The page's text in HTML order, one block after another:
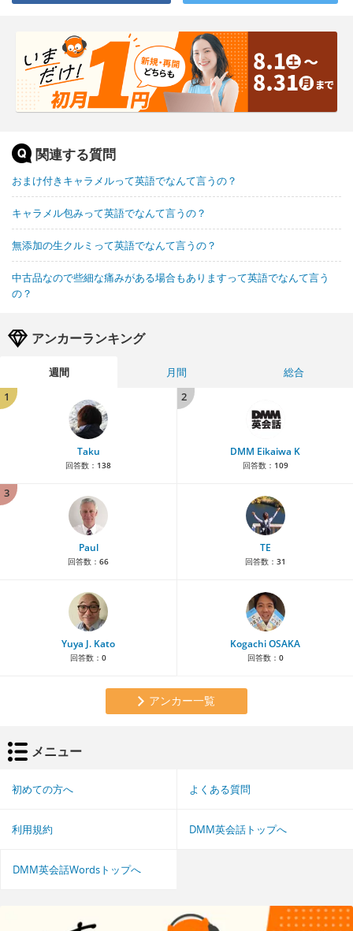
関連する質問
おまけ付きキャラメルって英語でなんて言うの？
キャラメル包みって英語でなんて言うの？
無添加の生クルミって英語でなんて言うの？
中古品なので些細な痛みがある場合もありますって英語でなんて言う
の？
アンカーランキング
週間 月間
総合
1
Taku
回答数： 138
2
DMM Eikaiwa K
回答数： 109
3
Paul
回答数： 66
TE
回答数： 31
Yuya J. Kato
回答数： 0
Kogachi OSAKA
回答数： 0
アンカー一覧
メニュー
初めての方へ よくある質問
利用規約 DMM英会話トップへ
DMM英会話Wordsトップへ